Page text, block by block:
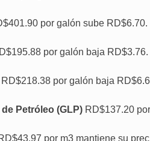
por galón sube RD$6.70.
por galón baja RD$3.76.
RD$218.38 por galón baja
Petróleo (GLP) RD$137.20
por m3 mantiene su